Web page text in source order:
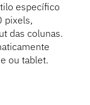
específico
pixels,
das colunas.
ou tablet.